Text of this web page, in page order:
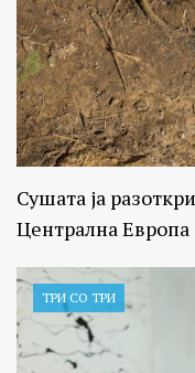
Сушата ја
Централна Европа
ТРИ СО ТРИ